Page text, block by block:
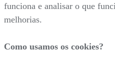
funciona e analisar o que
melhorias.
Como usamos os cookies?